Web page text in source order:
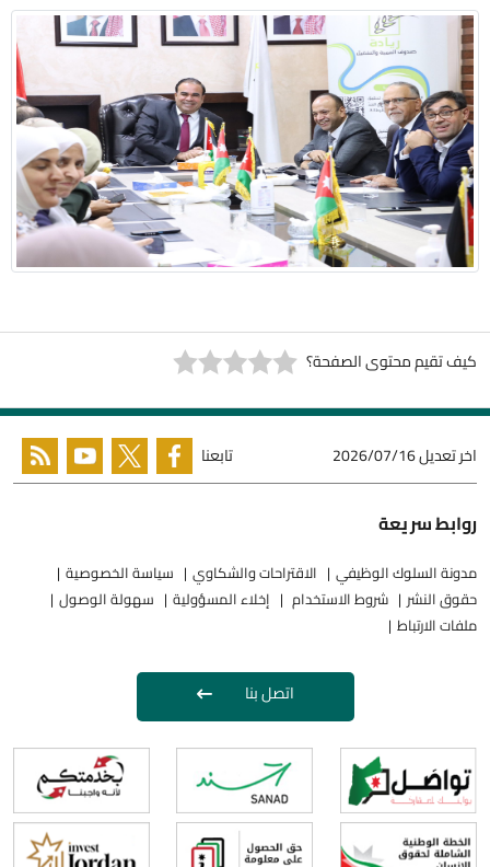
كيف تقيم محتوى الصفحة؟
اخر تعديل2026/07/16 تابعنا
روابط سريعة
مدونة السلوك الوظيفي الاقتراحات والشكاوي
سياسة الخصوصية
حقوق النشر
شروط الاستخدام إخلاء المسؤولية
سهولة الوصول
ملفات الارتباط
اتصل بنا